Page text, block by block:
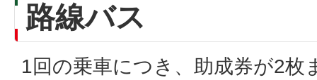
路線バス
1回の乗車につき、助成券が2枚